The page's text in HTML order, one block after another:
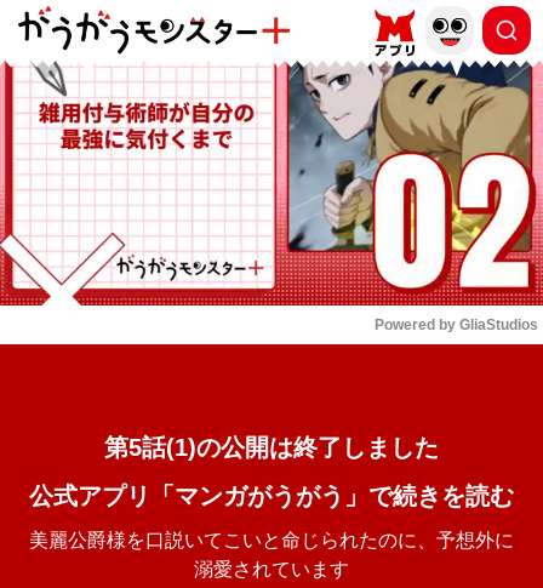
もっと読む
Powered by GliaStudios
第5話(1)の公開は終了しました
公式アプリ「マンガがうがう」で続きを読む
美麗公爵様を口説いてこいと命じられたのに、予想外に
溺愛されています